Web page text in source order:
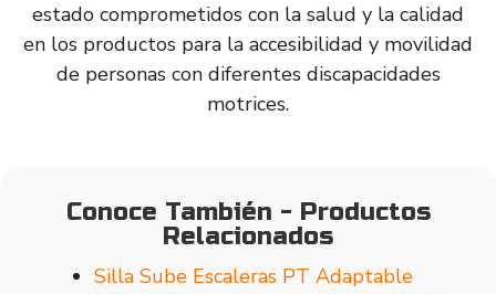
estado comprometidos con la salud y la calidad
en los productos para la accesibilidad y movilidad
de personas con diferentes discapacidades
motrices.
Conoce También - Productos
Relacionados
Silla Sube Escaleras PT Adaptable